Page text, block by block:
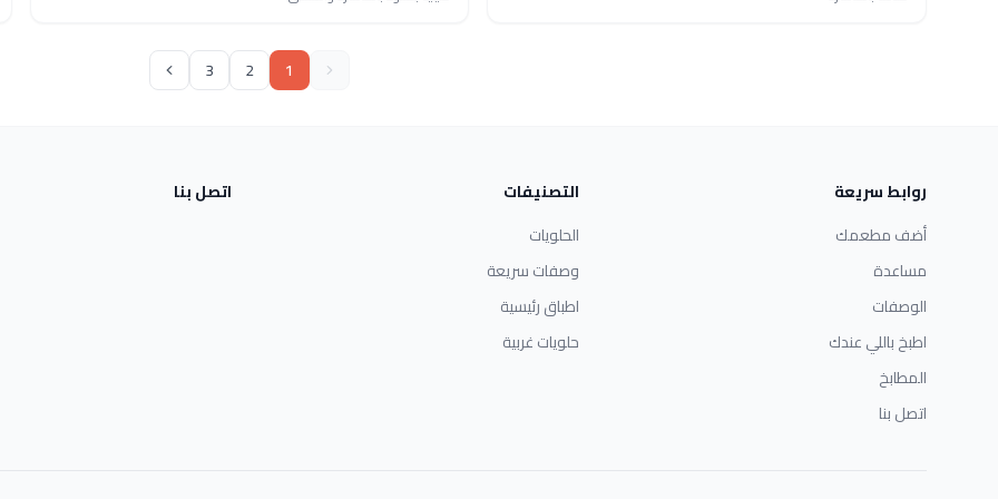
1
2
3
روابط سريعة
أضف مطعمك
مساعدة
الوصفات
اطبخ باللي عندك
المطابخ
اتصل بنا
التصنيفات
الحلويات
وصفات سريعة
اطباق رئيسية
حلويات غربية
اتصل بنا